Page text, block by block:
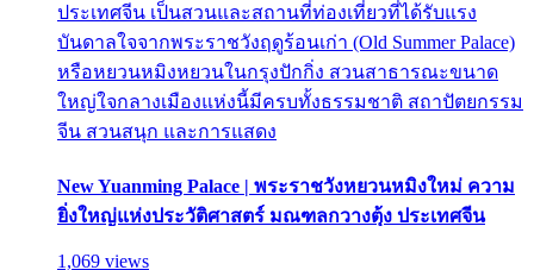
ประเทศจีน เป็นสวนและสถานที่ท่องเที่ยวที่ได้รับแรง
บันดาลใจจากพระราชวังฤดูร้อนเก่า (Old Summer Palace)
หรือหยวนหมิงหยวนในกรุงปักกิ่ง สวนสาธารณะขนาด
ใหญ่ใจกลางเมืองแห่งนี้มีครบทั้งธรรมชาติ สถาปัตยกรรม
จีน สวนสนุก และการแสดง
New Yuanming Palace | พระราชวังหยวนหมิงใหม่ ความ
ยิ่งใหญ่แห่งประวัติศาสตร์ มณฑลกวางตุ้ง ประเทศจีน
1,069 views